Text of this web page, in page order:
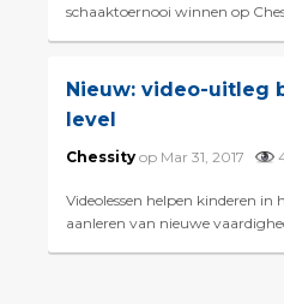
schaaktoernooi winnen op
Nieuw: video-uitleg
level
Chessity op Mar 31, 2017
Videolessen helpen kinderen in
aanleren van nieuwe